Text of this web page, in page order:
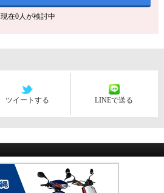
現在0人が検討中
ツイートする LINEで送る